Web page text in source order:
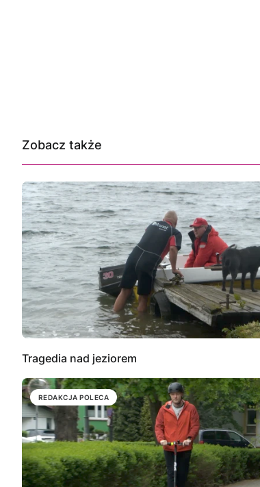
Zobacz także
Tragedia nad jeziorem
REDAKCJA POLECA